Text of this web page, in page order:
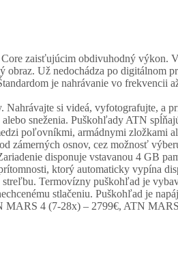
zaisťujúcim obdivuhodný výkon.
obraz. Už nedochádza po
je nahrávanie vo frekvencii
si videá, vyfotografujte,
sneženia. Puškohľady ATN
poľovníkmi, armádnymi zložkami
zámerných osnov, cez možnosť
disponuje vstavanou 4 GB
ktorý automaticky vypína
Termovízny puškohľad je
stlačeniu. Puškohľad je
4 (7-28x) – 2799€, ATN